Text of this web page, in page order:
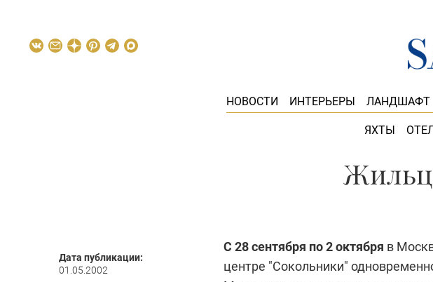
НОВОСТИ ИНТЕРЬЕРЫ ЛАНДШАФТ
ЯХТЫ
Дата публикации:
01.05.2002
С 28 сентября по 2 октября в
центре "Сокольники"